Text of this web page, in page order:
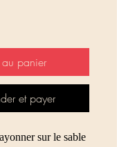
panier
et payer
sur le sable